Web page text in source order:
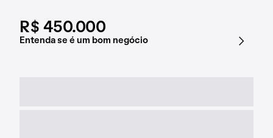
R$ 450.000
Entenda se é um bom negócio